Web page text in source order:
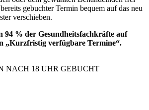
gebuchter Termin bequem auf das neu
verschieben.
94 % der Gesundheitsfachkräfte auf
„Kurzfristig verfügbare Termine“.
NACH 18 UHR GEBUCHT